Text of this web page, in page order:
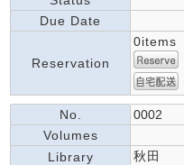
Due Date
Reservation
0items
No.
0002
Volumes
Library
秋田